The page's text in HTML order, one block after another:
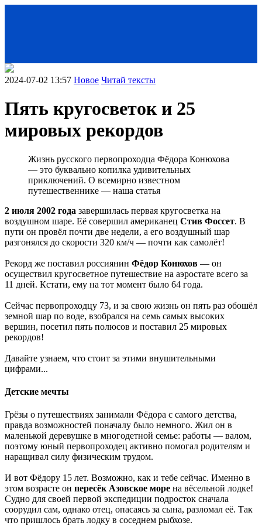
< Назад
2024-07-02 13:57 Новое Читай тексты
Пять кругосветок и 25
мировых рекордов
Жизнь русского первопроходца Фёдора Конюхова
— это буквально копилка удивительных
приключений. О всемирно известном
путешественнике — наша статья
2 июля 2002 года завершилась первая кругосветка на
воздушном шаре. Её совершил американец Стив Фоссет. В
пути он провёл почти две недели, а его воздушный шар
разгонялся до скорости 320 км/ч — почти как самолёт!
Рекорд же поставил россиянин Фёдор Конюхов — он
осуществил кругосветное путешествие на аэростате всего за
11 дней. Кстати, ему на тот момент было 64 года.
Сейчас первопроходцу 73, и за свою жизнь он пять раз обошёл
земной шар по воде, взобрался на семь самых высоких
вершин, посетил пять полюсов и поставил 25 мировых
рекордов!
Давайте узнаем, что стоит за этими внушительными
цифрами...
Детские мечты
Грёзы о путешествиях занимали Фёдора с самого детства,
правда возможностей поначалу было немного. Жил он в
маленькой деревушке в многодетной семье: работы — валом,
поэтому юный первопроходец активно помогал родителям и
наращивал силу физическим трудом.
И вот Фёдору 15 лет. Возможно, как и тебе сейчас. Именно в
этом возрасте он пересёк Азовское море на вёсельной лодке!
Судно для своей первой экспедиции подросток сначала
соорудил сам, однако отец, опасаясь за сына, разломал её. Так
что пришлось брать лодку в соседнем рыбхозе.